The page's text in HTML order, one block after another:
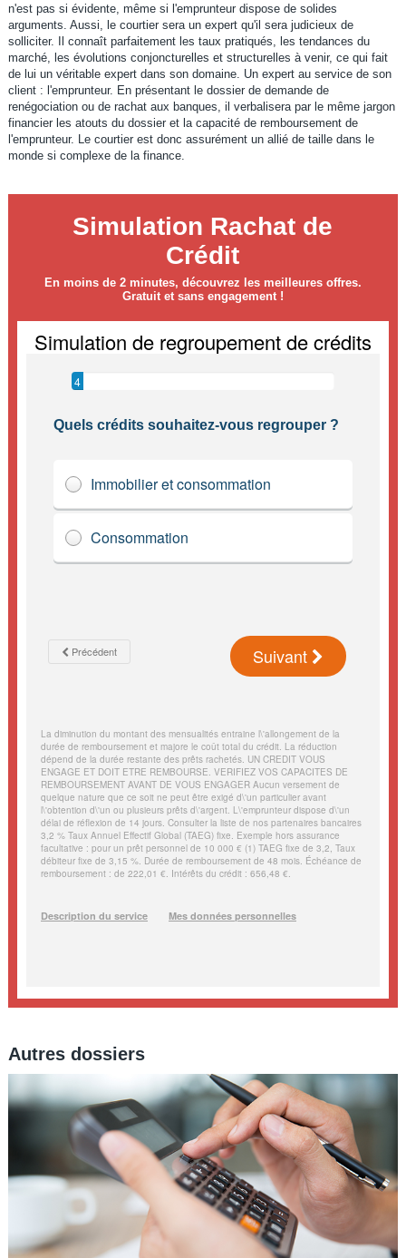
n'est pas si évidente, même si l'emprunteur dispose de solides
arguments. Aussi, le courtier sera un expert qu'il sera judicieux de
solliciter. Il connaît parfaitement les taux pratiqués, les tendances du
marché, les évolutions conjoncturelles et structurelles à venir, ce qui fait
de lui un véritable expert dans son domaine. Un expert au service de son
client : l'emprunteur. En présentant le dossier de demande de
renégociation ou de rachat aux banques, il verbalisera par le même jargon
financier les atouts du dossier et la capacité de remboursement de
l'emprunteur. Le courtier est donc assurément un allié de taille dans le
monde si complexe de la finance.
Simulation Rachat de
Crédit
En moins de 2 minutes, découvrez les meilleures offres.
Gratuit et sans engagement !
Autres dossiers